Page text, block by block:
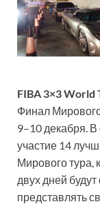
FIBA 3×3 World
Финал
9–10 декабря.
участие 14
Мирового тура,
двух дней
представлять